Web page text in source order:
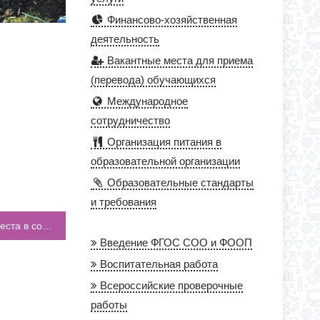
Учащиеся нашей школы заняли призовые места в соревнованиях по велоспорту
Финансово-хозяйственная
деятельность
Вакантные места для приема
(перевода) обучающихся
Международное
сотрудничество
Организация питания в
образовательной организации
Образовательные стандарты
и требования
Введение ФГОС СОО и ФООП
Воспитательная работа
Всероссийские проверочные
работы